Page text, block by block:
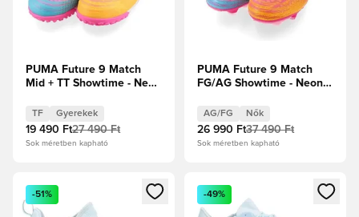
PUMA Future 9 Match
Mid + TT Showtime - Neon
Élénk türkiz/PUMA Fehér
Gyerek
TF Gyerekek
19 490 Ft27 490 Ft
Sok méretben kapható
PUMA Future 9 Match
FG/AG Showtime - Neon
Élénk türkiz/PUMA Fehér
Női
AG/FG Nők
26 990 Ft37 490 Ft
Sok méretben kapható
Megnyit egy modált a bejelentkezéshez vagy a tagként
-51%
Megnyit egy modált a
-49%